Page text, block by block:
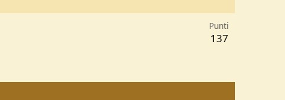
Punti
137